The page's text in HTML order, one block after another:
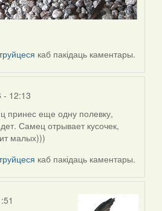
каб пакідаць каментары.
12:13
принес еще одну полевку,
Самец отрывает кусочек,
малых)))
каб пакідаць каментары.